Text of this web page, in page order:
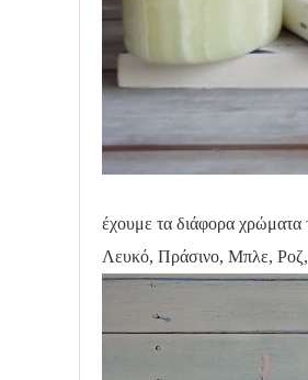
έχουμε τα διάφορα χρώματα
Λευκό, Πράσινο, Μπλε,